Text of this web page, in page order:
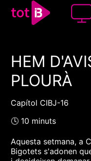
00:00 00:00
1x
HEM
PLOURÀ
Capítol CIBJ-16
🕓 10 minuts
Aquesta setmana, a
Bigotets s'adonen